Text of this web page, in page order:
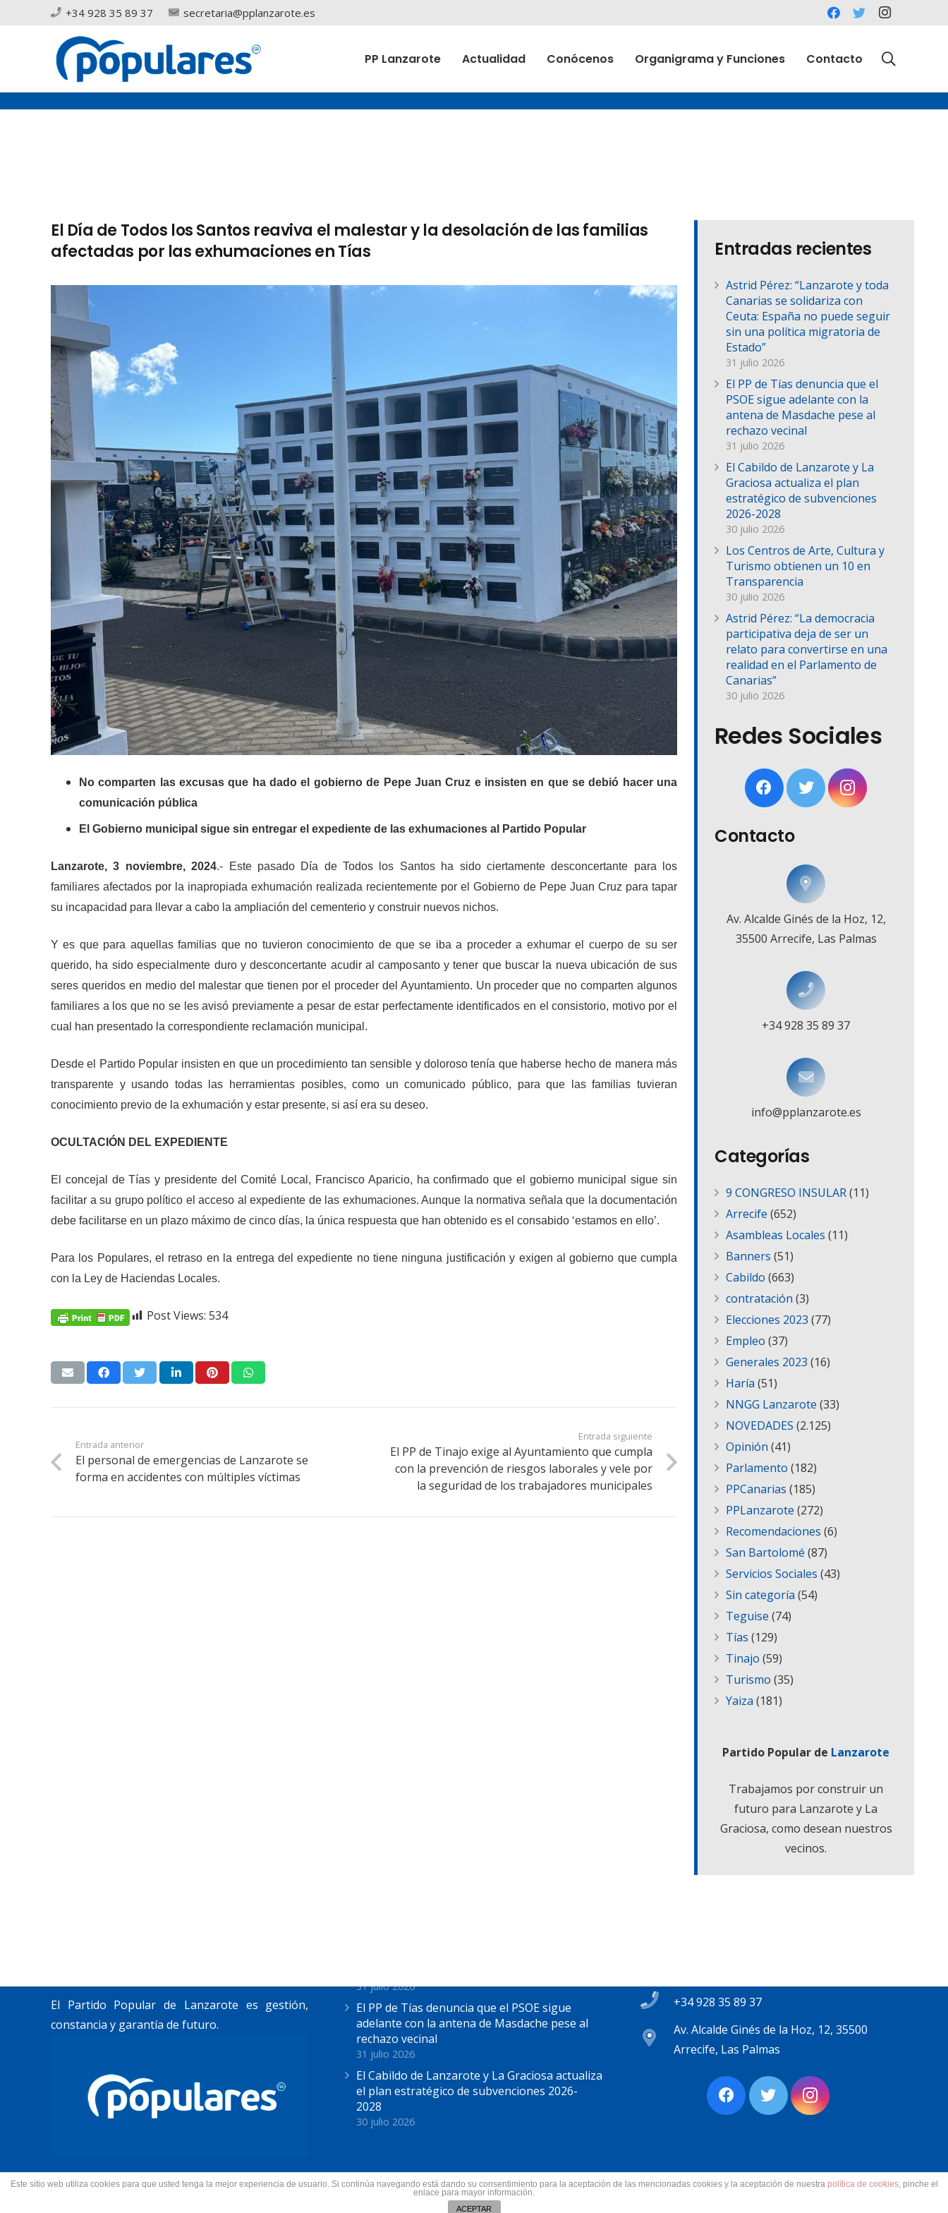
+34 928 35 89 37 secretaria@pplanzarote.es
PP Lanzarote Actualidad Conócenos Organigrama y Funciones Contacto
El Día de Todos los Santos reaviva el malestar y la desolación de las familias
afectadas por las exhumaciones en Tías
No comparten las excusas que ha dado el gobierno de Pepe Juan Cruz e insisten en que se debió hacer una
comunicación pública
El Gobierno municipal sigue sin entregar el expediente de las exhumaciones al Partido Popular
Lanzarote, 3 noviembre, 2024.- Este pasado Día de Todos los Santosha sido ciertamente desconcertante para los
familiares afectados por la inapropiada exhumación realizada recientemente por el Gobierno de Pepe Juan Cruz para tapar
su incapacidad para llevar a cabo la ampliación del cementerio y construir nuevos nichos.
Y es que para aquellas familias que no tuvieron conocimiento de que se iba a proceder a exhumar el cuerpo de su ser
querido, ha sido especialmente duro y desconcertante acudir al camposanto y tener que buscar la nueva ubicación de sus
seres queridos en medio del malestar que tienen por el proceder del Ayuntamiento. Un proceder que no comparten algunos
familiares a los que no se les avisó previamente a pesar de estar perfectamente identificados en el consistorio, motivo por el
cual han presentado la correspondiente reclamación municipal.
Desde el Partido Popular insisten en que un procedimiento tan sensible y doloroso tenía que haberse hecho de manera más
transparente y usando todas las herramientas posibles, como un comunicado público, para que las familias tuvieran
conocimiento previo de la exhumación y estar presente, si así era su deseo.
OCULTACIÓN DEL EXPEDIENTE
El concejal de Tías y presidente del Comité Local, Francisco Aparicio, ha confirmado que el gobierno municipal sigue sin
facilitar a su grupo político el acceso al expediente de las exhumaciones. Aunque la normativa señala que la documentación
debe facilitarse en un plazo máximo de cinco días, la única respuesta que han obtenido es el consabido ‘estamos en ello’.
Para los Populares, el retraso en la entrega del expediente no tiene ninguna justificación y exigen al gobierno que cumpla
con la Ley de Haciendas Locales.
Post Views: 534
Entrada anterior
El personal de emergencias de Lanzarote se
forma en accidentes con múltiples víctimas
Entrada siguiente
El PP de Tinajo exige al Ayuntamiento que cumpla
con la prevención de riesgos laborales y vele por
la seguridad de los trabajadores municipales
Entradas recientes
Astrid Pérez: “Lanzarote y toda
Canarias se solidariza con
Ceuta: España no puede seguir
sin una política migratoria de
Estado”
31 julio 2026
El PP de Tías denuncia que el
PSOE sigue adelante con la
antena de Masdache pese al
rechazo vecinal
31 julio 2026
El Cabildo de Lanzarote y La
Graciosa actualiza el plan
estratégico de subvenciones
2026-2028
30 julio 2026
Los Centros de Arte, Cultura y
Turismo obtienen un 10 en
Transparencia
30 julio 2026
Astrid Pérez: “La democracia
participativa deja de ser un
relato para convertirse en una
realidad en el Parlamento de
Canarias”
30 julio 2026
Redes Sociales
Contacto
Av. Alcalde Ginés de la Hoz, 12,
35500 Arrecife, Las Palmas
+34 928 35 89 37
info@pplanzarote.es
Categorías
9 CONGRESO INSULAR(11)
Arrecife (652)
Asambleas Locales (11)
Banners (51)
Cabildo (663)
contratación (3)
Elecciones 2023 (77)
Empleo (37)
Generales 2023 (16)
Haría (51)
NNGG Lanzarote (33)
NOVEDADES (2.125)
Opinión (41)
Parlamento (182)
PPCanarias (185)
PPLanzarote (272)
Recomendaciones (6)
San Bartolomé (87)
Servicios Sociales (43)
Sin categoría (54)
Teguise (74)
Tías (129)
Tinajo (59)
Turismo (35)
Yaiza (181)
Partido Popular de Lanzarote
Trabajamos por construir un
futuro para Lanzarote y La
Graciosa, como desean nuestros
vecinos.
El Partido Popular de Lanzarote es gestión,
constancia y garantía de futuro.
31 julio 2026
El PP de Tías denuncia que el PSOE sigue
adelante con la antena de Masdache pese al
rechazo vecinal
31 julio 2026
El Cabildo de Lanzarote y La Graciosa actualiza
el plan estratégico de subvenciones 2026-
2028
30 julio 2026
+34 928 35 89 37
Av. Alcalde Ginés de la Hoz, 12, 35500
Arrecife, Las Palmas
© 2022 Partido Popular de Lanzarote.
Todos los derechos reservados.
Este sitio web utiliza cookies para que usted tenga la mejor experiencia de usuario. Si continúa navegando está dando su consentimiento para la aceptación de las mencionadas cookies y la aceptación de nuestra política de cookies, pinche el
enlace para mayor información.
ACEPTAR